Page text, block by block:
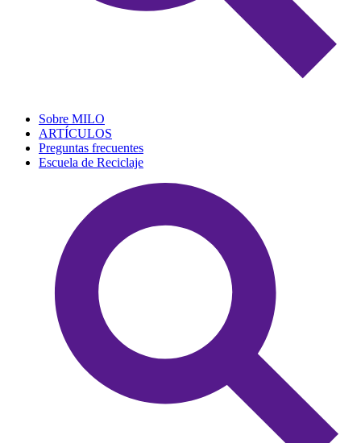
Sobre MILO
ARTÍCULOS
Preguntas frecuentes
Escuela de Reciclaje